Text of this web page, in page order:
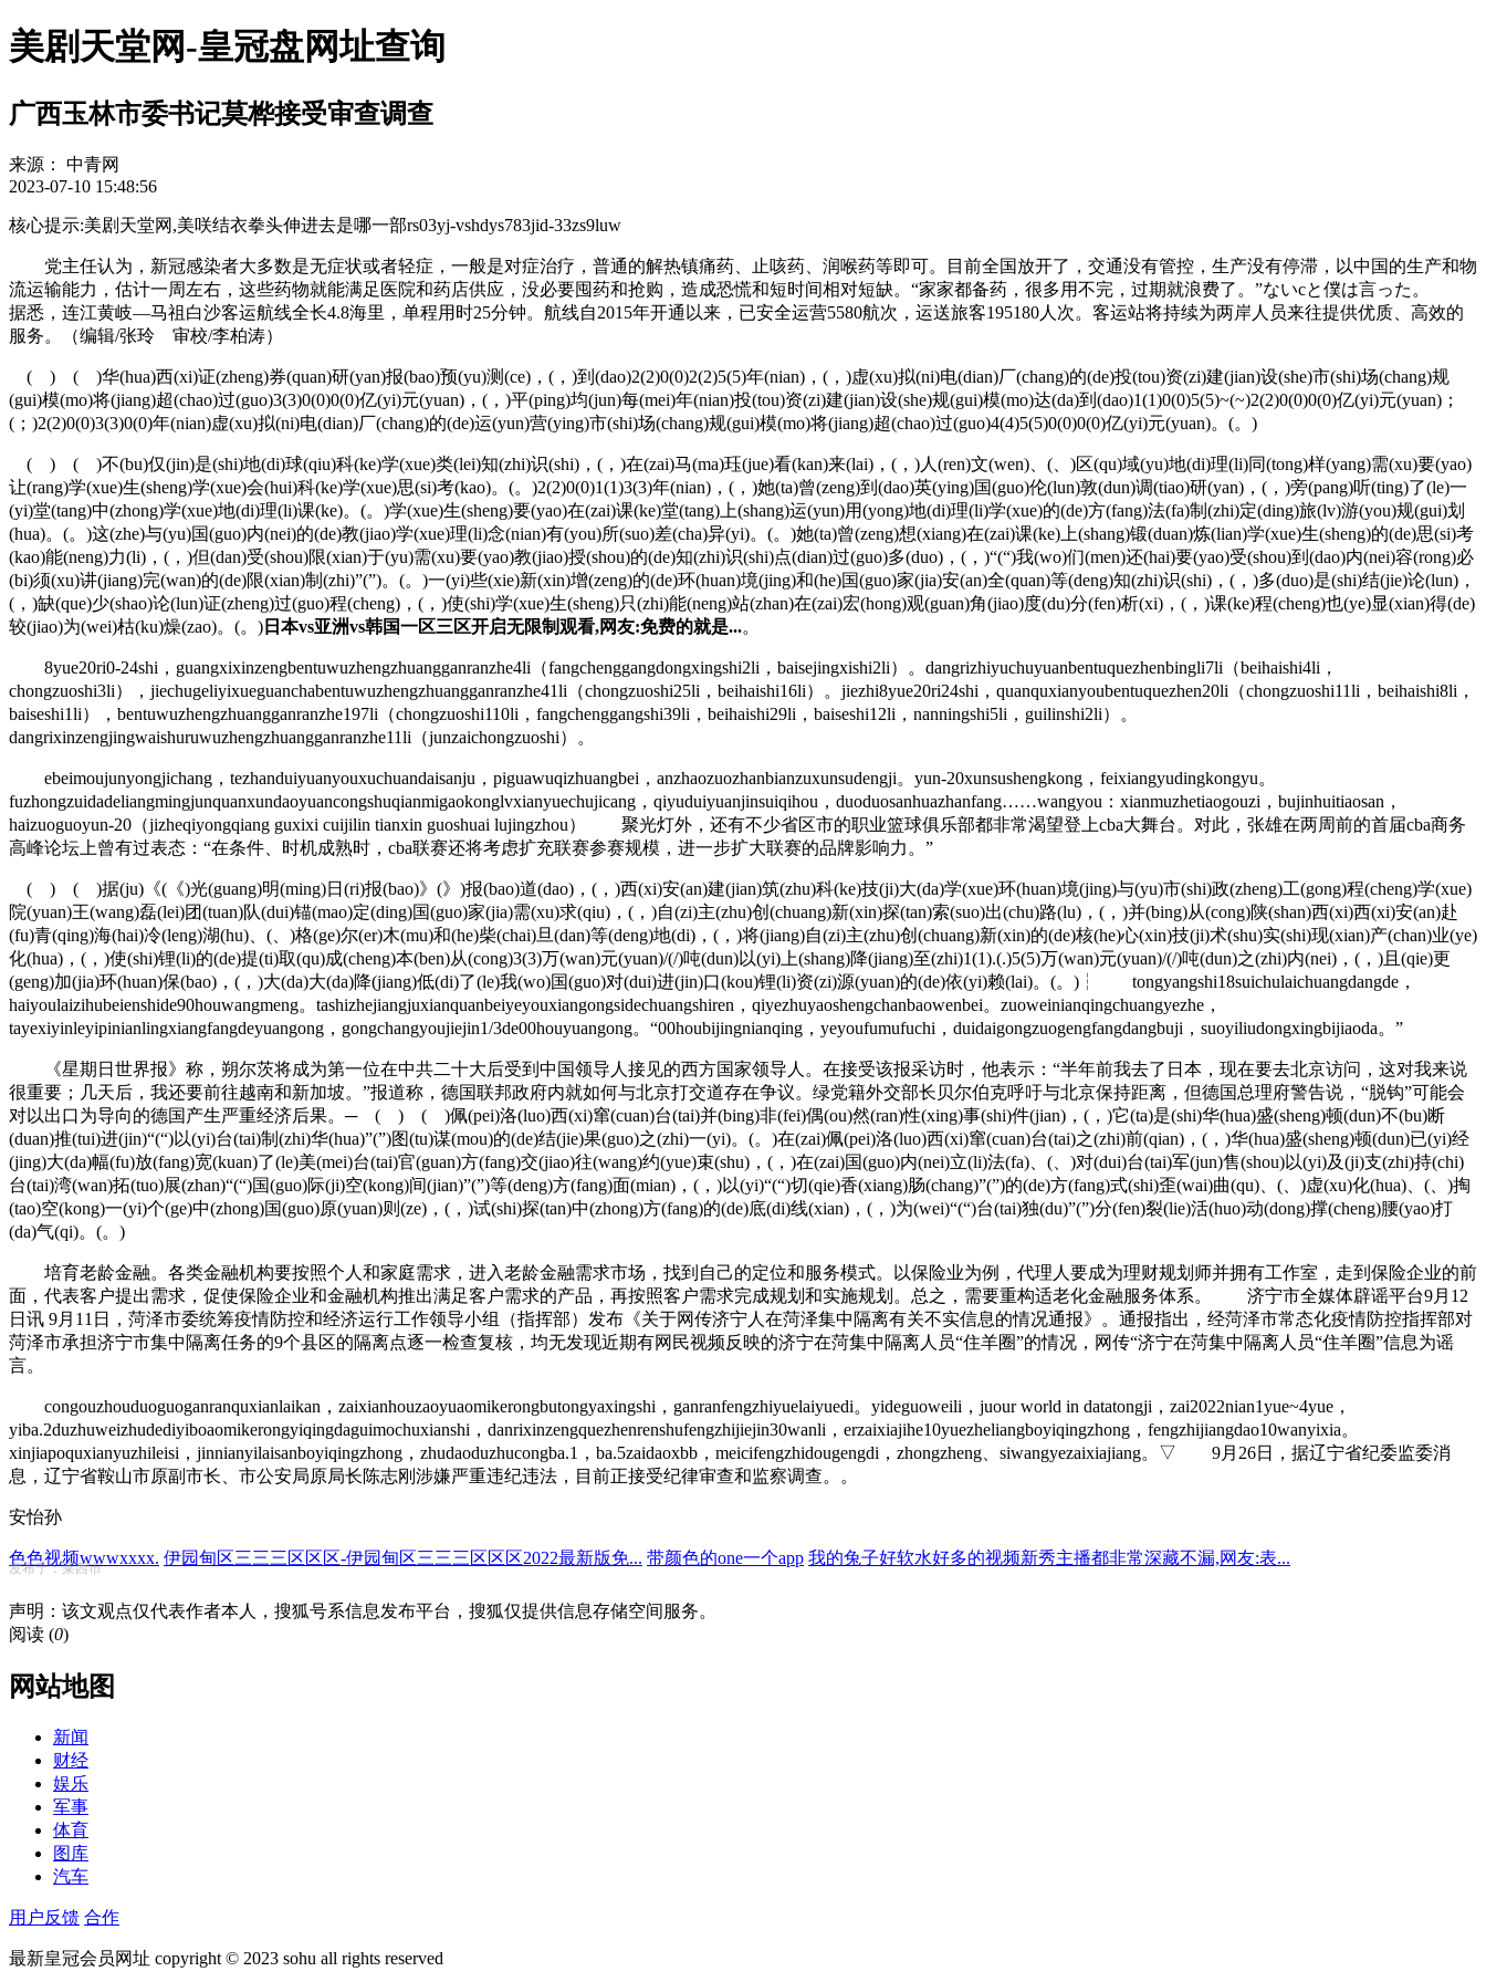
美剧天堂网-皇冠盘网址查询
广西玉林市委书记莫桦接受审查调查
来源：
中青网
2023-07-10 15:48:56
核心提示:美剧天堂网,美咲结衣拳头伸进去是哪一部rs03yj-vshdys783jid-33zs9luw
党主任认为，新冠感染者大多数是无症状或者轻症，一般是对症治疗，普通的解热镇痛药、止咳药、润喉药等即可。目前全国放开了，交通没有管控，生产没有停滞，以中国的生产和物
流运输能力，估计一周左右，这些药物就能满足医院和药店供应，没必要囤药和抢购，造成恐慌和短时间相对短缺。“家家都备药，很多用不完，过期就浪费了。”ないcと僕は言った。
据悉，连江黄岐—马祖白沙客运航线全长4.8海里，单程用时25分钟。航线自2015年开通以来，已安全运营5580航次，运送旅客195180人次。客运站将持续为两岸人员来往提供优质、高效的
服务。（编辑/张玲 审校/李柏涛）
( ) ( )华(hua)西(xi)证(zheng)券(quan)研(yan)报(bao)预(yu)测(ce)，(，)到(dao)2(2)0(0)2(2)5(5)年(nian)，(，)虚(xu)拟(ni)电(dian)厂(chang)的(de)投(tou)资(zi)建(jian)设(she)市(shi)场(chang)规
(gui)模(mo)将(jiang)超(chao)过(guo)3(3)0(0)0(0)亿(yi)元(yuan)，(，)平(ping)均(jun)每(mei)年(nian)投(tou)资(zi)建(jian)设(she)规(gui)模(mo)达(da)到(dao)1(1)0(0)5(5)~(~)2(2)0(0)0(0)亿(yi)元(yuan)；
(；)2(2)0(0)3(3)0(0)年(nian)虚(xu)拟(ni)电(dian)厂(chang)的(de)运(yun)营(ying)市(shi)场(chang)规(gui)模(mo)将(jiang)超(chao)过(guo)4(4)5(5)0(0)0(0)亿(yi)元(yuan)。(。)
( ) ( )不(bu)仅(jin)是(shi)地(di)球(qiu)科(ke)学(xue)类(lei)知(zhi)识(shi)，(，)在(zai)马(ma)珏(jue)看(kan)来(lai)，(，)人(ren)文(wen)、(、)区(qu)域(yu)地(di)理(li)同(tong)样(yang)需(xu)要(yao)
让(rang)学(xue)生(sheng)学(xue)会(hui)科(ke)学(xue)思(si)考(kao)。(。)2(2)0(0)1(1)3(3)年(nian)，(，)她(ta)曾(zeng)到(dao)英(ying)国(guo)伦(lun)敦(dun)调(tiao)研(yan)，(，)旁(pang)听(ting)了(le)一
(yi)堂(tang)中(zhong)学(xue)地(di)理(li)课(ke)。(。)学(xue)生(sheng)要(yao)在(zai)课(ke)堂(tang)上(shang)运(yun)用(yong)地(di)理(li)学(xue)的(de)方(fang)法(fa)制(zhi)定(ding)旅(lv)游(you)规(gui)划
(hua)。(。)这(zhe)与(yu)国(guo)内(nei)的(de)教(jiao)学(xue)理(li)念(nian)有(you)所(suo)差(cha)异(yi)。(。)她(ta)曾(zeng)想(xiang)在(zai)课(ke)上(shang)锻(duan)炼(lian)学(xue)生(sheng)的(de)思(si)考
(kao)能(neng)力(li)，(，)但(dan)受(shou)限(xian)于(yu)需(xu)要(yao)教(jiao)授(shou)的(de)知(zhi)识(shi)点(dian)过(guo)多(duo)，(，)“(“)我(wo)们(men)还(hai)要(yao)受(shou)到(dao)内(nei)容(rong)必
(bi)须(xu)讲(jiang)完(wan)的(de)限(xian)制(zhi)”(”)。(。)一(yi)些(xie)新(xin)增(zeng)的(de)环(huan)境(jing)和(he)国(guo)家(jia)安(an)全(quan)等(deng)知(zhi)识(shi)，(，)多(duo)是(shi)结(jie)论(lun)，
(，)缺(que)少(shao)论(lun)证(zheng)过(guo)程(cheng)，(，)使(shi)学(xue)生(sheng)只(zhi)能(neng)站(zhan)在(zai)宏(hong)观(guan)角(jiao)度(du)分(fen)析(xi)，(，)课(ke)程(cheng)也(ye)显(xian)得(de)
较(jiao)为(wei)枯(ku)燥(zao)。(。) 日本vs亚洲vs韩国一区三区开启无限制观看,网友:免费的就是...。
8yue20ri0-24shi，guangxixinzengbentuwuzhengzhuangganranzhe4li（fangchenggangdongxingshi2li，baisejingxishi2li）。dangrizhiyuchuyuanbentuquezhenbingli7li（beihaishi4li，
chongzuoshi3li），jiechugeliyixueguanchabentuwuzhengzhuangganranzhe41li（chongzuoshi25li，beihaishi16li）。jiezhi8yue20ri24shi，quanquxianyoubentuquezhen20li（chongzuoshi11li，beihaishi8li，
baiseshi1li），bentuwuzhengzhuangganranzhe197li（chongzuoshi110li，fangchenggangshi39li，beihaishi29li，baiseshi12li，nanningshi5li，guilinshi2li）。
dangrixinzengjingwaishuruwuzhengzhuangganranzhe11li（junzaichongzuoshi）。
ebeimoujunyongjichang，tezhanduiyuanyouxuchuandaisanju，piguawuqizhuangbei，anzhaozuozhanbianzuxunsudengji。yun-20xunsushengkong，feixiangyudingkongyu。
fuzhongzuidadeliangmingjunquanxundaoyuancongshuqianmigaokonglvxianyuechujicang，qiyuduiyuanjinsuiqihou，duoduosanhuazhanfang……wangyou：xianmuzhetiaogouzi，bujinhuitiaosan，
haizuoguoyun-20（jizheqiyongqiang guxixi cuijilin tianxin guoshuai lujingzhou） 聚光灯外，还有不少省区市的职业篮球俱乐部都非常渴望登上cba大舞台。对此，张雄在两周前的首届cba商务
高峰论坛上曾有过表态：“在条件、时机成熟时，cba联赛还将考虑扩充联赛参赛规模，进一步扩大联赛的品牌影响力。”
( ) ( )据(ju)《(《)光(guang)明(ming)日(ri)报(bao)》(》)报(bao)道(dao)，(，)西(xi)安(an)建(jian)筑(zhu)科(ke)技(ji)大(da)学(xue)环(huan)境(jing)与(yu)市(shi)政(zheng)工(gong)程(cheng)学(xue)
院(yuan)王(wang)磊(lei)团(tuan)队(dui)锚(mao)定(ding)国(guo)家(jia)需(xu)求(qiu)，(，)自(zi)主(zhu)创(chuang)新(xin)探(tan)索(suo)出(chu)路(lu)，(，)并(bing)从(cong)陕(shan)西(xi)西(xi)安(an)赴
(fu)青(qing)海(hai)冷(leng)湖(hu)、(、)格(ge)尔(er)木(mu)和(he)柴(chai)旦(dan)等(deng)地(di)，(，)将(jiang)自(zi)主(zhu)创(chuang)新(xin)的(de)核(he)心(xin)技(ji)术(shu)实(shi)现(xian)产(chan)业(ye)
化(hua)，(，)使(shi)锂(li)的(de)提(ti)取(qu)成(cheng)本(ben)从(cong)3(3)万(wan)元(yuan)/(/)吨(dun)以(yi)上(shang)降(jiang)至(zhi)1(1).(.)5(5)万(wan)元(yuan)/(/)吨(dun)之(zhi)内(nei)，(，)且(qie)更
(geng)加(jia)环(huan)保(bao)，(，)大(da)大(da)降(jiang)低(di)了(le)我(wo)国(guo)对(dui)进(jin)口(kou)锂(li)资(zi)源(yuan)的(de)依(yi)赖(lai)。(。)┆ tongyangshi18suichulaichuangdangde，
haiyoulaizihubeienshide90houwangmeng。tashizhejiangjuxianquanbeiyeyouxiangongsidechuangshiren，qiyezhuyaoshengchanbaowenbei。zuoweinianqingchuangyezhe，
tayexiyinleyipinianlingxiangfangdeyuangong，gongchangyoujiejin1/3de00houyuangong。“00houbijingnianqing，yeyoufumufuchi，duidaigongzuogengfangdangbuji，suoyiliudongxingbijiaoda。”
《星期日世界报》称，朔尔茨将成为第一位在中共二十大后受到中国领导人接见的西方国家领导人。在接受该报采访时，他表示：“半年前我去了日本，现在要去北京访问，这对我来说
很重要；几天后，我还要前往越南和新加坡。”报道称，德国联邦政府内就如何与北京打交道存在争议。绿党籍外交部长贝尔伯克呼吁与北京保持距离，但德国总理府警告说，“脱钩”可能会
对以出口为导向的德国产生严重经济后果。─ ( ) ( )佩(pei)洛(luo)西(xi)窜(cuan)台(tai)并(bing)非(fei)偶(ou)然(ran)性(xing)事(shi)件(jian)，(，)它(ta)是(shi)华(hua)盛(sheng)顿(dun)不(bu)断
(duan)推(tui)进(jin)“(“)以(yi)台(tai)制(zhi)华(hua)”(”)图(tu)谋(mou)的(de)结(jie)果(guo)之(zhi)一(yi)。(。)在(zai)佩(pei)洛(luo)西(xi)窜(cuan)台(tai)之(zhi)前(qian)，(，)华(hua)盛(sheng)顿(dun)已(yi)经
(jing)大(da)幅(fu)放(fang)宽(kuan)了(le)美(mei)台(tai)官(guan)方(fang)交(jiao)往(wang)约(yue)束(shu)，(，)在(zai)国(guo)内(nei)立(li)法(fa)、(、)对(dui)台(tai)军(jun)售(shou)以(yi)及(ji)支(zhi)持(chi)
台(tai)湾(wan)拓(tuo)展(zhan)“(“)国(guo)际(ji)空(kong)间(jian)”(”)等(deng)方(fang)面(mian)，(，)以(yi)“(“)切(qie)香(xiang)肠(chang)”(”)的(de)方(fang)式(shi)歪(wai)曲(qu)、(、)虚(xu)化(hua)、(、)掏
(tao)空(kong)一(yi)个(ge)中(zhong)国(guo)原(yuan)则(ze)，(，)试(shi)探(tan)中(zhong)方(fang)的(de)底(di)线(xian)，(，)为(wei)“(“)台(tai)独(du)”(”)分(fen)裂(lie)活(huo)动(dong)撑(cheng)腰(yao)打
(da)气(qi)。(。)
培育老龄金融。各类金融机构要按照个人和家庭需求，进入老龄金融需求市场，找到自己的定位和服务模式。以保险业为例，代理人要成为理财规划师并拥有工作室，走到保险企业的前
面，代表客户提出需求，促使保险企业和金融机构推出满足客户需求的产品，再按照客户需求完成规划和实施规划。总之，需要重构适老化金融服务体系。 济宁市全媒体辟谣平台9月12
日讯 9月11日，菏泽市委统筹疫情防控和经济运行工作领导小组（指挥部）发布《关于网传济宁人在菏泽集中隔离有关不实信息的情况通报》。通报指出，经菏泽市常态化疫情防控指挥部对
菏泽市承担济宁市集中隔离任务的9个县区的隔离点逐一检查复核，均无发现近期有网民视频反映的济宁在菏集中隔离人员“住羊圈”的情况，网传“济宁在菏集中隔离人员“住羊圈”信息为谣
言。
congouzhouduoguoganranquxianlaikan，zaixianhouzaoyuaomikerongbutongyaxingshi，ganranfengzhiyuelaiyuedi。yideguoweili，juour world in datatongji，zai2022nian1yue~4yue，
yiba.2duzhuweizhudediyiboaomikerongyiqingdaguimochuxianshi，danrixinzengquezhenrenshufengzhijiejin30wanli，erzaixiajihe10yuezheliangboyiqingzhong，fengzhijiangdao10wanyixia。
xinjiapoquxianyuzhileisi，jinnianyilaisanboyiqingzhong，zhudaoduzhucongba.1，ba.5zaidaoxbb，meicifengzhidougengdi，zhongzheng、siwangyezaixiajiang。▽ 9月26日，据辽宁省纪委监委消
息，辽宁省鞍山市原副市长、市公安局原局长陈志刚涉嫌严重违纪违法，目前正接受纪律审查和监察调查。。
安怡孙
色色视频wwwxxxx. 伊园甸区三三三区区区-伊园甸区三三三区区区2022最新版免... 带颜色的one一个app 我的兔子好软水好多的视频新秀主播都非常深藏不漏,网友:表...
发布于：莱西市
声明：该文观点仅代表作者本人，搜狐号系信息发布平台，搜狐仅提供信息存储空间服务。
阅读 (0)
网站地图
新闻
财经
娱乐
军事
体育
图库
汽车
用户反馈 合作
最新皇冠会员网址 copyright © 2023 sohu all rights reserved